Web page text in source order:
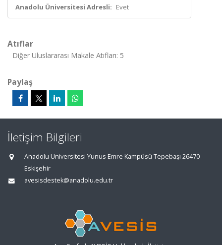
Anadolu Üniversitesi Adresli: Evet
Atıflar
Diğer Uluslararası Makale Atıfları: 5
Paylaş
İletişim Bilgileri
Anadolu Üniversitesi Yunus Emre Kampüsü Tepebaşı 26470
Eskişehir
avesisdestek@anadolu.edu.tr